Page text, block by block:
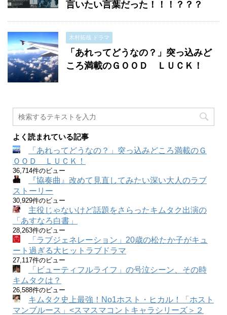
言いたい言葉だった！！！？？？
木村拓哉 ドラマ
「あれってどうなの？」突っ込みど
ころ満載のＧＯＯＤ ＬＵＣＫ！
よく読まれている記事
「あれってどうなの？」突っ込みどころ満載のＧ
ＯＯＤ ＬＵＣＫ！
36,714件のビュー
『協奏曲』改めて見直してみたい深い大人のラブ
ストーリー
30,929件のビュー
主役じゃないけど話題をさらったキムタク出演の
「あすなろ白書」
28,263件のビュー
「ラブジェネレーション」20歳の松たか子がキュ
ート過ぎる大ヒットラブドラマ
27,117件のビュー
「ビューティフルライフ」の号泣シーン、その時
キムタクは？
26,588件のビュー
キムタク史上最強！No1ホスト・ヒカル！「ホスト
マンブルース」<スマスマコントキャラシリーズ＞２